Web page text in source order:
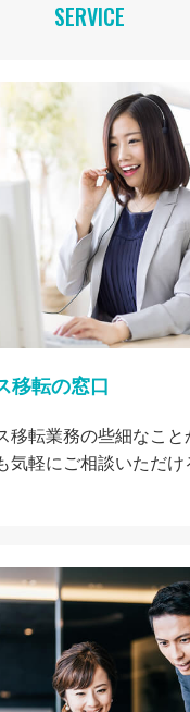
SERVICE
移転の窓口
移転業務の些細なこと
気軽にご相談いただ